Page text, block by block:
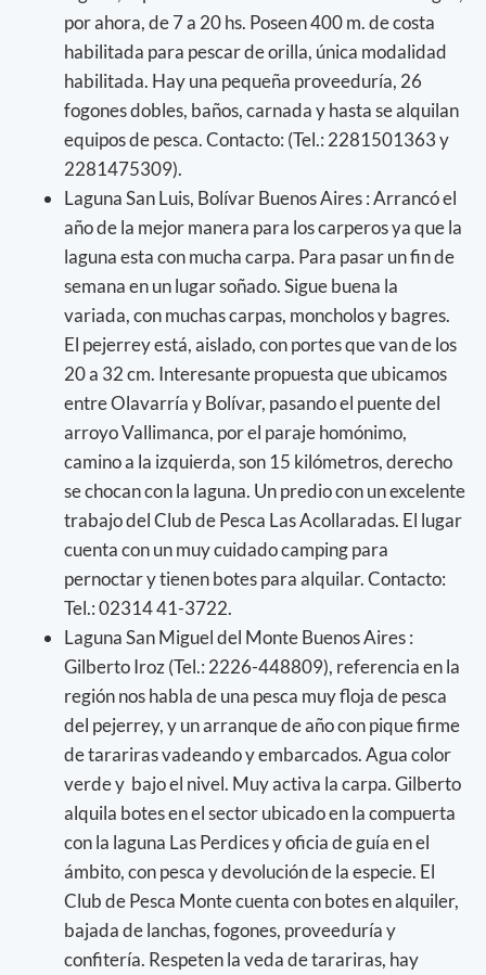
por ahora, de 7 a 20 hs. Poseen 400 m. de costa
habilitada para pescar de orilla, única modalidad
habilitada. Hay una pequeña proveeduría, 26
fogones dobles, baños, carnada y hasta se alquilan
equipos de pesca. Contacto: (Tel.: 2281501363 y
2281475309).
Laguna San Luis, Bolívar Buenos Aires : Arrancó el
año de la mejor manera para los carperos ya que la
laguna esta con mucha carpa. Para pasar un fin de
semana en un lugar soñado. Sigue buena la
variada, con muchas carpas, moncholos y bagres.
El pejerrey está, aislado, con portes que van de los
20 a 32 cm. Interesante propuesta que ubicamos
entre Olavarría y Bolívar, pasando el puente del
arroyo Vallimanca, por el paraje homónimo,
camino a la izquierda, son 15 kilómetros, derecho
se chocan con la laguna. Un predio con un excelente
trabajo del Club de Pesca Las Acollaradas. El lugar
cuenta con un muy cuidado camping para
pernoctar y tienen botes para alquilar. Contacto:
Tel.: 02314 41-3722.
Laguna San Miguel del Monte Buenos Aires :
Gilberto Iroz (Tel.: 2226-448809), referencia en la
región nos habla de una pesca muy floja de pesca
del pejerrey, y un arranque de año con pique firme
de tarariras vadeando y embarcados. Agua color
verde y bajo el nivel. Muy activa la carpa. Gilberto
alquila botes en el sector ubicado en la compuerta
con la laguna Las Perdices y oficia de guía en el
ámbito, con pesca y devolución de la especie. El
Club de Pesca Monte cuenta con botes en alquiler,
bajada de lanchas, fogones, proveeduría y
confitería. Respeten la veda de tarariras, hay